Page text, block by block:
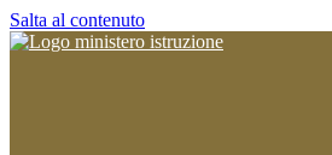
Salta al contenuto